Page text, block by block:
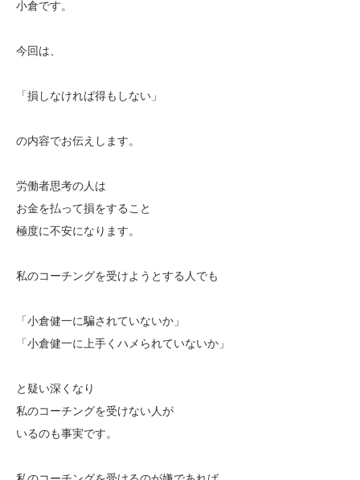
小倉です。
今回は、
「損しなければ得もしない」
の内容でお伝えします。
労働者思考の人は
お金を払って損をすること
極度に不安になります。
私のコーチングを受けようとする人でも
「小倉健一に騙されていないか」
「小倉健一に上手くハメられていないか」
と疑い深くなり
私のコーチングを受けない人が
いるのも事実です。